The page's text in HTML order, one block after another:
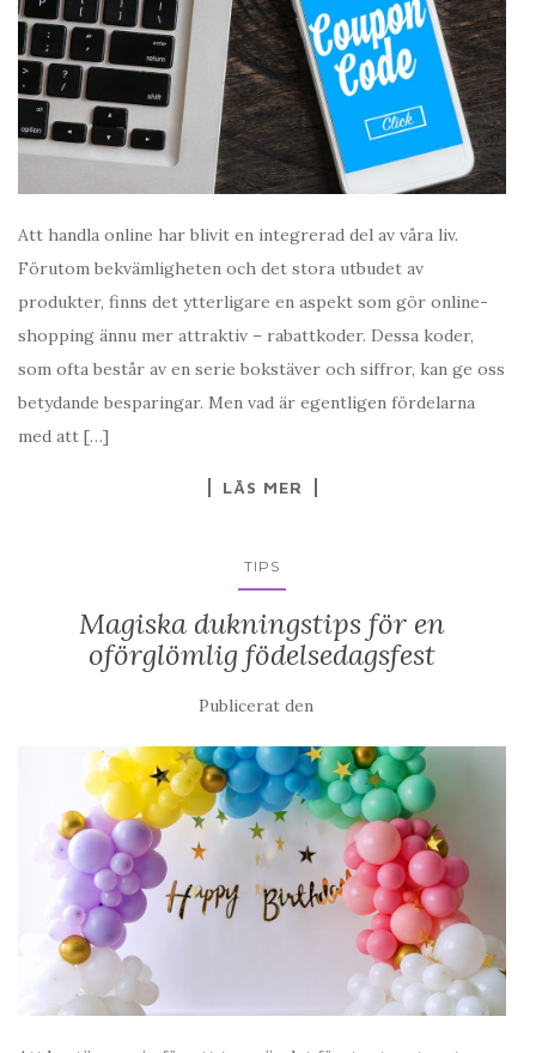
Att handla online har blivit en integrerad del av våra liv.
Förutom bekvämligheten och det stora utbudet av
produkter, finns det ytterligare en aspekt som gör online-
shopping ännu mer attraktiv – rabattkoder. Dessa koder,
som ofta består av en serie bokstäver och siffror, kan ge oss
betydande besparingar. Men vad är egentligen fördelarna
med att […]
LÄS MER
TIPS
Magiska dukningstips för en
oförglömlig födelsedagsfest
Publicerat den